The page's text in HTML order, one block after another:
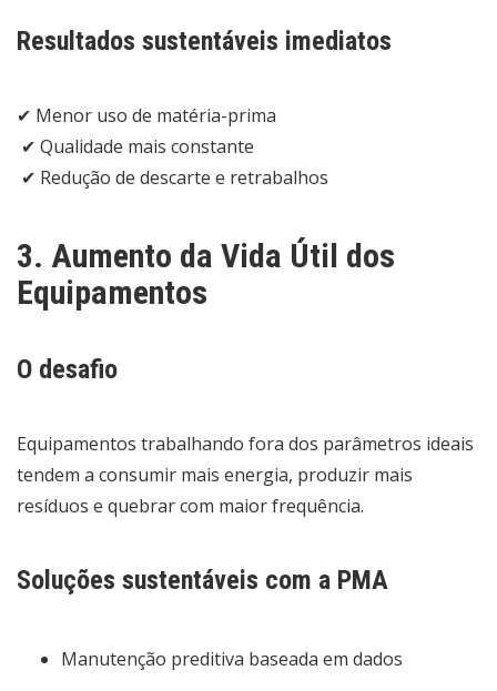
Resultados sustentáveis imediatos
✔ Menor uso de matéria-prima
✔ Qualidade mais constante
✔ Redução de descarte e retrabalhos
3. Aumento da Vida Útil dos
Equipamentos
O desafio
Equipamentos trabalhando fora dos parâmetros ideais
tendem a consumir mais energia, produzir mais
resíduos e quebrar com maior frequência.
Soluções sustentáveis com a PMA
Manutenção preditiva baseada em dados